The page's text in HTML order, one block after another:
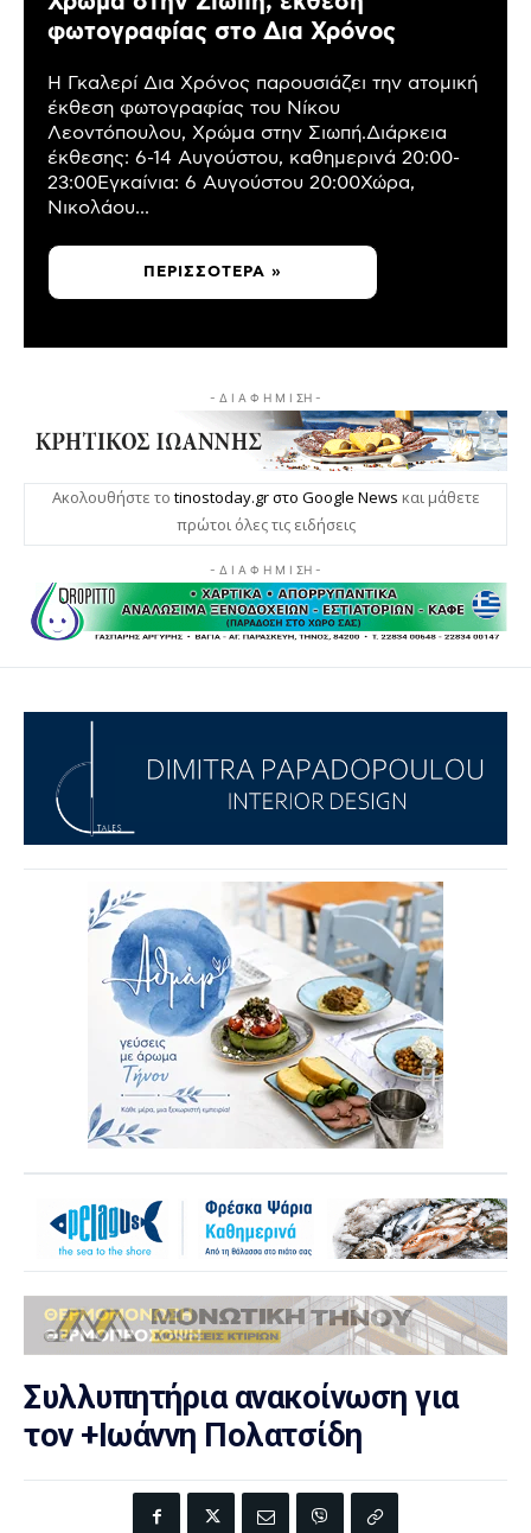
φωτογραφίας στο Δια Χρόνος
Η Γκαλερί Δια Χρόνος παρουσιάζει την ατομική
έκθεση φωτογραφίας του Νίκου
Λεοντόπουλου, Χρώμα στην Σιωπή.Διάρκεια
έκθεσης: 6-14 Αυγούστου, καθημερινά 20:00-
23:00Εγκαίνια: 6 Αυγούστου 20:00Χώρα,
Νικολάου...
ΠΕΡΙΣΣΌΤΕΡΑ »
- Δ Ι Α Φ Η Μ Ι ΣΗ -
Ακολουθήστε το tinostoday.gr στο Google News και μάθετε
πρώτοι όλες τις ειδήσεις
- Δ Ι Α Φ Η Μ Ι ΣΗ -